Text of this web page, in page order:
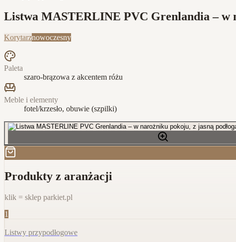
Listwa MASTERLINE PVC Grenlandia – w
Korytarznowoczesny
Paleta
szaro-brązowa z akcentem różu
Meble i elementy
fotel/krzesło, obuwie (szpilki)
Produkty z aranżacji
klik = sklep parkiet.pl
1
Listwy przypodłogowe